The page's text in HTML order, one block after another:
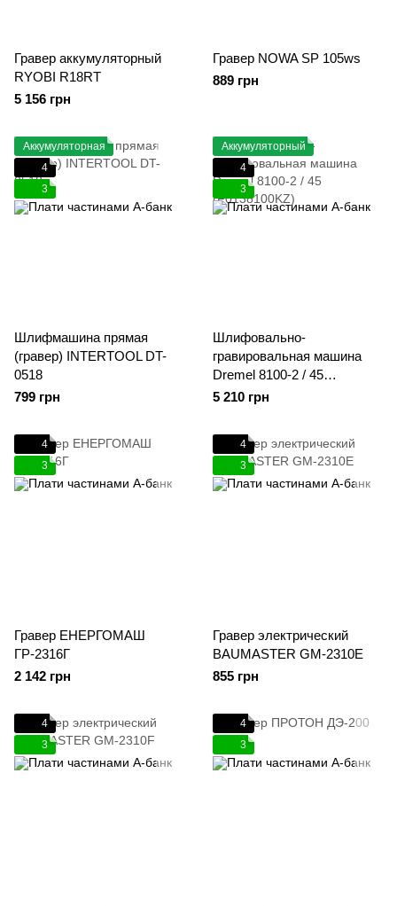
Гравер аккумуляторный
RYOBI R18RT
5 156 грн
Гравер NOWA SP 105ws
889 грн
Аккумуляторная
4
3
Шлифмашина прямая
(гравер) INTERTOOL DT-
0518
799 грн
Аккумуляторный
4
3
Шлифовально-
гравировальная машина
Dremel 8100-2 / 45
(F0138100KZ)
5 210 грн
4
3
Гравер ЕНЕРГОМАШ
ГР-2316Г
2 142 грн
4
3
Гравер электрический
BAUMASTER GM-2310E
855 грн
4
3
4
3